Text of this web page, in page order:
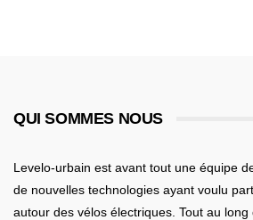
QUI SOMMES NOUS
Levelo-urbain est avant tout une équipe
de nouvelles technologies ayant voulu
autour des vélos électriques. Tout au